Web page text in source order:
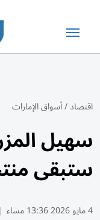
اقتصاد/أسواق الإمارات
سهيل
ستبقى
4 مايو 2026 13:36 مساء |